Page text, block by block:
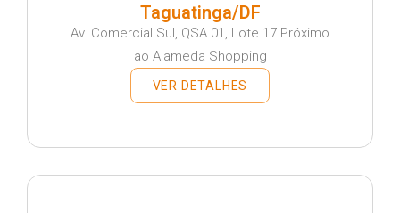
Taguatinga/DF
Av. Comercial Sul, QSA 01, Lote 17 Próximo
ao Alameda Shopping
VER DETALHES